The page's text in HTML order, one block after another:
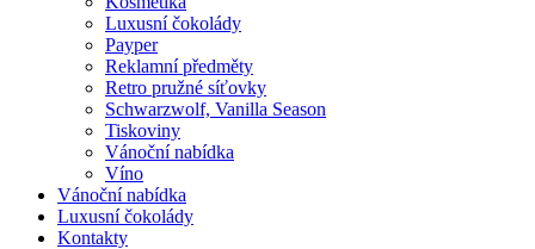
Luxusní čokolády
Payper
Reklamní předměty
Retro pružné síťovky
Schwarzwolf, Vanilla Season
Tiskoviny
Vánoční nabídka
Víno
Vánoční nabídka
Luxusní čokolády
Kontakty